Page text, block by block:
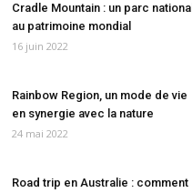
Cradle Mountain : un parc national
au patrimoine mondial
16 juin 2022
Rainbow Region, un mode de vie
en synergie avec la nature
24 mai 2022
Road trip en Australie : comment